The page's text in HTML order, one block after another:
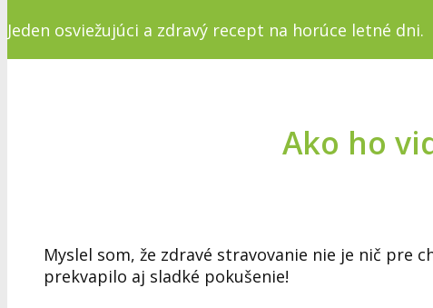
Jeden osviežujúci a zdravý recept na horúce letné dni.
Ako ho
Myslel som, že zdravé stravovanie nie je nič pre
prekvapilo aj sladké pokušenie!